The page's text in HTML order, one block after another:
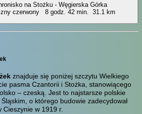
na Stożku - Węgierska Górka
8 godz. 42 min.
31.1 km
znajduje się poniżej szczytu Wielkiego
pasma Czantorii i Stożka, stanowiącego
– czeską. Jest to najstarsze polskie
o którego budowie zadecydował
Cieszynie w 1919 r.